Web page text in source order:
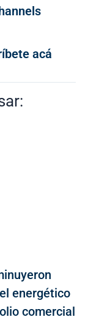
acá
energético
comercial